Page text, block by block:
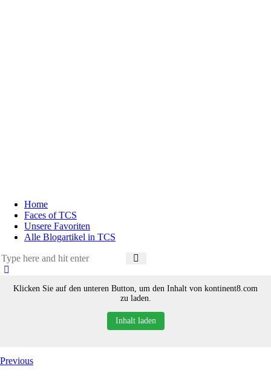
Home
Faces of TCS
Unsere Favoriten
Alle Blogartikel in TCS
Klicken Sie auf den unteren Button, um den Inhalt von kontinent8.com
zu laden.
Inhalt laden
Previous